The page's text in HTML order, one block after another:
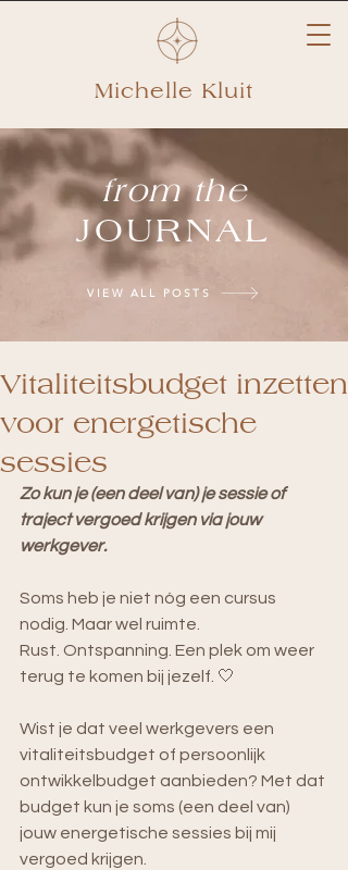
Michelle Kluit
from the
JOURNAL
VIEW ALL POSTS
Vitaliteitsbudget inzetten
voor energetische
sessies
Zo kun je (een deel van) je sessie of
traject vergoed krijgen via jouw
werkgever.
Soms heb je niet nóg een cursus
nodig. Maar wel ruimte.
Rust. Ontspanning. Een plek om weer
terug te komen bij jezelf. 🤍
Wist je dat veel werkgevers een
vitaliteitsbudget of persoonlijk
ontwikkelbudget aanbieden? Met dat
budget kun je soms (een deel van)
jouw energetische sessies bij mij
vergoed krijgen.